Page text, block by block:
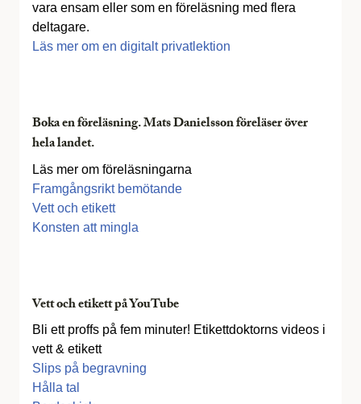
vara ensam eller som en föreläsning med flera
deltagare.
Läs mer om en digitalt privatlektion
Boka en föreläsning. Mats Danielsson föreläser över
hela landet.
Läs mer om föreläsningarna
Framgångsrikt bemötande
Vett och etikett
Konsten att mingla
Vett och etikett på YouTube
Bli ett proffs på fem minuter! Etikettdoktorns videos i
vett & etikett
Slips på begravning
Hålla tal